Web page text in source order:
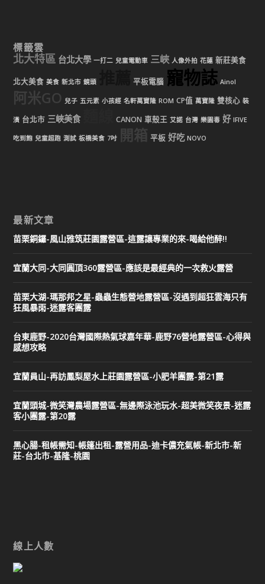
標籤雲
北大特區 台北大學 一打二 兒童電動車 三峽 人像外拍 花蓮 新莊美食
北大美食 美食 新北市 鏡頭 平板電腦 寵物誌 Ainol
阿米GO 兒子 五元素 小孩經 名軒萬寶隆 ROM CP值 萬寶隆 雙核心 裝
潢 台北市 三峽美食 CANON 車殼王 艾諾 台灣 樂園毒 好 IFIVE
吃到飽 兒童超跑 測試 板橋美食 7吋 開箱 平板 好吃 NOVO
最新文章
苗栗銅鑼-風山雅筑莊園露營區-這露讓專業的來-喝給他醉!!
宜蘭大同-大同圓頂360露營區-應該是最經典的一次救火露營
苗栗大湖-瑪那邦之星-蟲蟲生態營地露營區-沒遇到超狂雲海只有
狂風暴雨-迷露客團露
台東鹿野-2020台灣國際熱氣球嘉年華-鹿野76營地露營區-心得與
感想攻略
宜蘭員山-再訪鳳梨屋水上莊園露營區-小肥羊團露-第21露
宜蘭頭城-微笑灣農場露營區-無邊際泳池玩水-超美微笑夜景-迷露
客小團露-第20露
黑心腸-租帳需知-帳篷出租-露營用品-迪卡儂充氣帳-新北市-新
莊-台北市-基隆-桃園
線上人數